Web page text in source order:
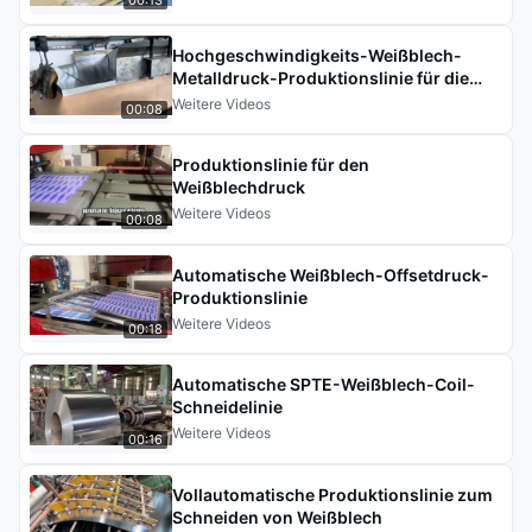
00:08
Hochgeschwindigkeits-Weißblech-
Metalldruck-Produktionslinie für die
Dosenherstellung.
Weitere Videos
00:08
Produktionslinie für den
Weißblechdruck
Weitere Videos
00:18
Automatische Weißblech-Offsetdruck-
Produktionslinie
Weitere Videos
00:16
Automatische SPTE-Weißblech-Coil-
Schneidelinie
Weitere Videos
Vollautomatische Produktionslinie zum
Schneiden von Weißblech